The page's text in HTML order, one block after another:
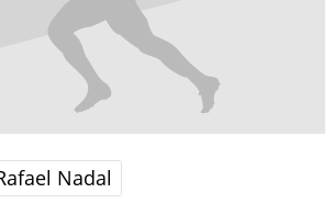
Nadal